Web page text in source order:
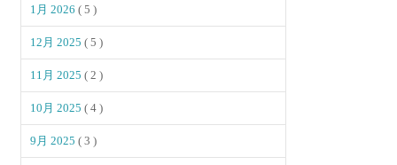
1月 2026( 5 )
12月 2025( 5 )
11月 2025( 2 )
10月 2025( 4 )
9月 2025( 3 )